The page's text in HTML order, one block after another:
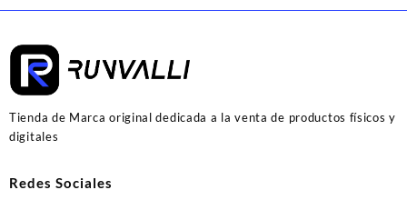
Tienda de Marca original dedicada a la venta de productos físicos y
digitales
Redes Sociales